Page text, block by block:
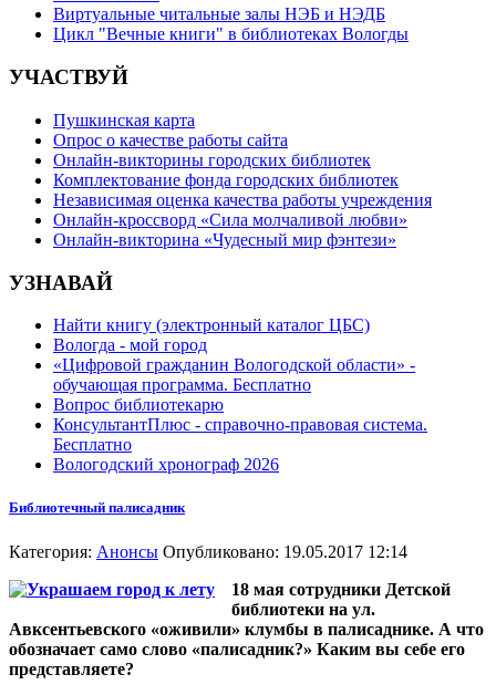
Виртуальные читальные залы НЭБ и НЭДБ
Цикл "Вечные книги" в библиотеках Вологды
УЧАСТВУЙ
Пушкинская карта
Опрос о качестве работы сайта
Онлайн-викторины городских библиотек
Комплектование фонда городских библиотек
Независимая оценка качества работы учреждения
Онлайн-кроссворд «Сила молчаливой любви»
Онлайн-викторина «Чудесный мир фэнтези»
УЗНАВАЙ
Найти книгу (электронный каталог ЦБС)
Вологда - мой город
«Цифровой гражданин Вологодской области» -
обучающая программа. Бесплатно
Вопрос библиотекарю
КонсультантПлюс - справочно-правовая система.
Бесплатно
Вологодский хронограф 2026
Библиотечный палисадник
Категория: Анонсы Опубликовано: 19.05.2017 12:14
18 мая сотрудники Детской
библиотеки на ул.
Авксентьевского «оживили» клумбы в палисаднике. А что
обозначает само слово «палисадник?» Каким вы себе его
представляете?